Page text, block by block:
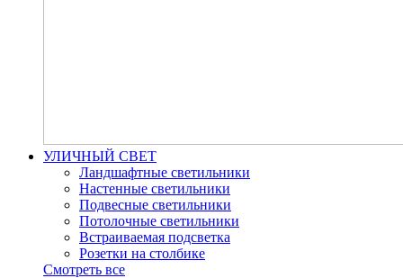
УЛИЧНЫЙ СВЕТ
Ландшафтные светильники
Настенные светильники
Подвесные светильники
Потолочные светильники
Встраиваемая подсветка
Розетки на столбике
Смотреть все